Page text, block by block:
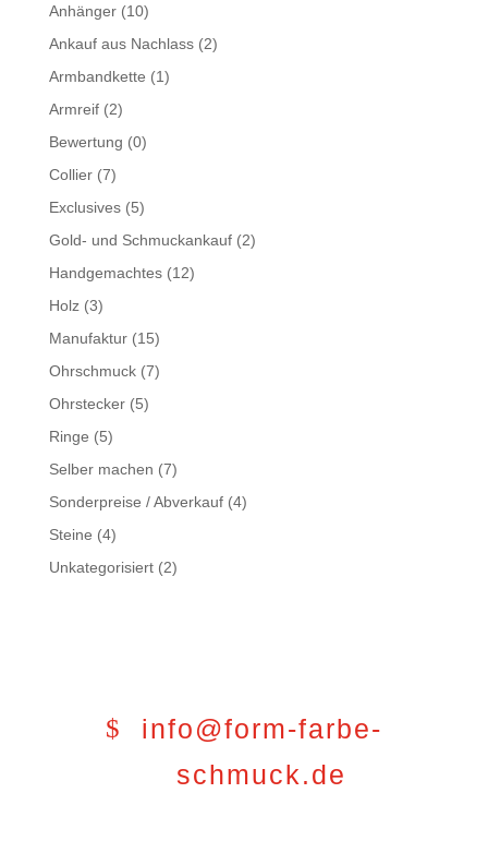
Anhänger(10)
Ankauf aus Nachlass(2)
Armbandkette (1)
Armreif(2)
Bewertung (0)
Collier(7)
Exclusives(5)
Gold- und Schmuckankauf(2)
Handgemachtes(12)
Holz(3)
Manufaktur(15)
Ohrschmuck(7)
Ohrstecker(5)
Ringe (5)
Selber machen (7)
Sonderpreise / Abverkauf(4)
Steine (4)
Unkategorisiert(2)
info@form-farbe-
schmuck.de